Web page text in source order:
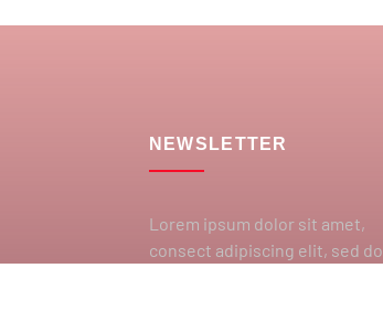
NEWSLETTER
Lorem ipsum dolor sit amet,
consect adipiscing elit, sed do